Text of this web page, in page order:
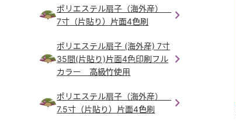
ポリエステル扇子（海外産）
7寸（片貼り）片面4色刷
ポリエステル扇子 (海外産) 7寸
35間(片貼り)片面4色印刷フル
カラー 高級竹使用
ポリエステル扇子（海外産）
7.5寸（片貼り）片面4色刷